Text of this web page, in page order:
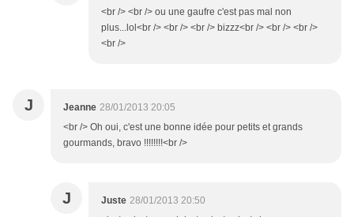
<br /> <br /> ou une gaufre c'est pas mal non
plus...lol<br /> <br /> <br /> bizzz<br /> <br /> <br />
<br />
J Jeanne 28/01/2013 20:05
<br /> Oh oui, c'est une bonne idée pour petits et grands
gourmands, bravo !!!!!!!!<br />
J Juste 28/01/2013 20:50